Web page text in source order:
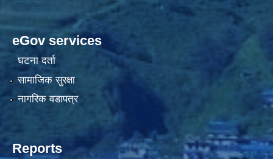
eGov services
घटना दर्ता
सामाजिक सुरक्षा
नागरिक वडापत्र
Reports